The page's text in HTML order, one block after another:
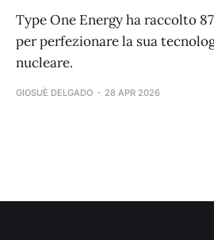
Type One Energy ha raccolto
per perfezionare la sua
nucleare.
GIOSUÈ DELGADO 28 APR 2026